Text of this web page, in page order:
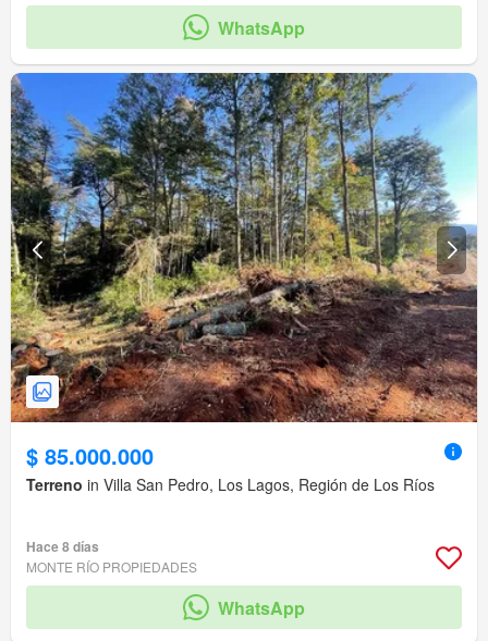
WhatsApp
$ 85.000.000
Terreno in Villa San Pedro, Los Lagos, Región de Los Ríos
Hace 8 días
MONTE RÍO PROPIEDADES
WhatsApp